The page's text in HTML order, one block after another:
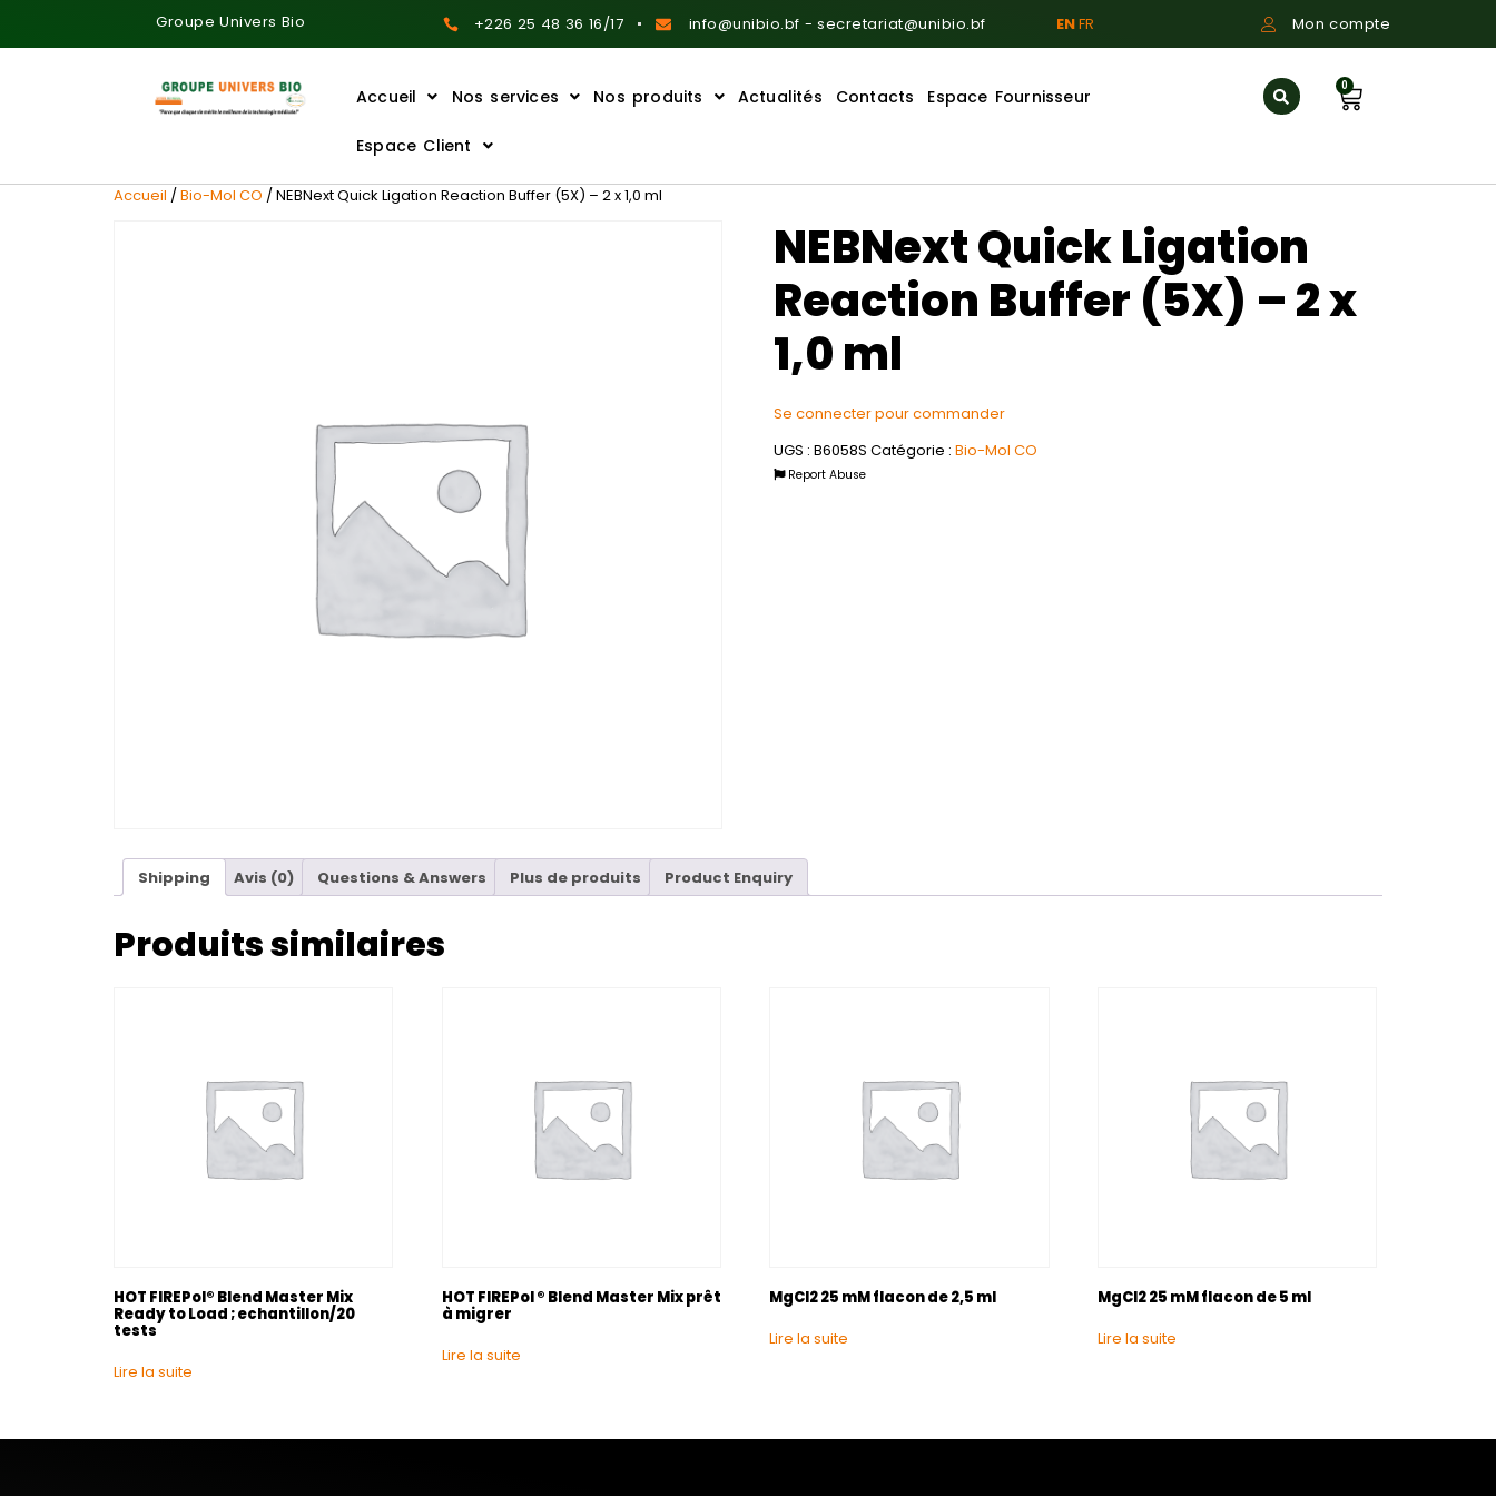
Groupe Univers Bio +226 25 48 36 16/17 info@unibio.bf - secretariat@unibio.bf ENFR Mon compte
Accueil Nos services Nos produits Actualités Contacts Espace Fournisseur
Espace Client
0
Accueil /Bio-Mol CO / NEBNext Quick Ligation Reaction Buffer (5X) – 2 x 1,0 ml
NEBNext Quick Ligation
Reaction Buffer (5X) – 2 x
1,0 ml
Se connecter pour commander
UGS : B6058S Catégorie : Bio-Mol CO
Report Abuse
Shipping Avis (0) Questions & Answers Plus de produits Product Enquiry
Produits similaires
HOT FIREPol® Blend Master Mix
Ready to Load ; echantillon/20
tests
Lire la suite
HOT FIREPol ® Blend Master Mix prêt
à migrer
Lire la suite
MgCl2 25 mM flacon de 2,5 ml
Lire la suite
MgCl2 25 mM flacon de 5 ml
Lire la suite